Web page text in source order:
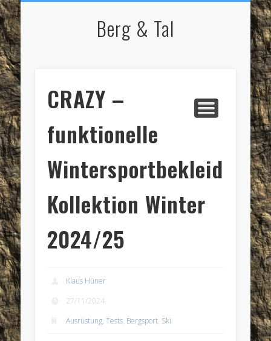
Berg & Tal
CRAZY –
funktionelle
Wintersportbekleidung,
Kollektion Winter
2024/25
Klaus Hüner
27/11/2024
Ausrüstung, Tests, Bergsport, Ski